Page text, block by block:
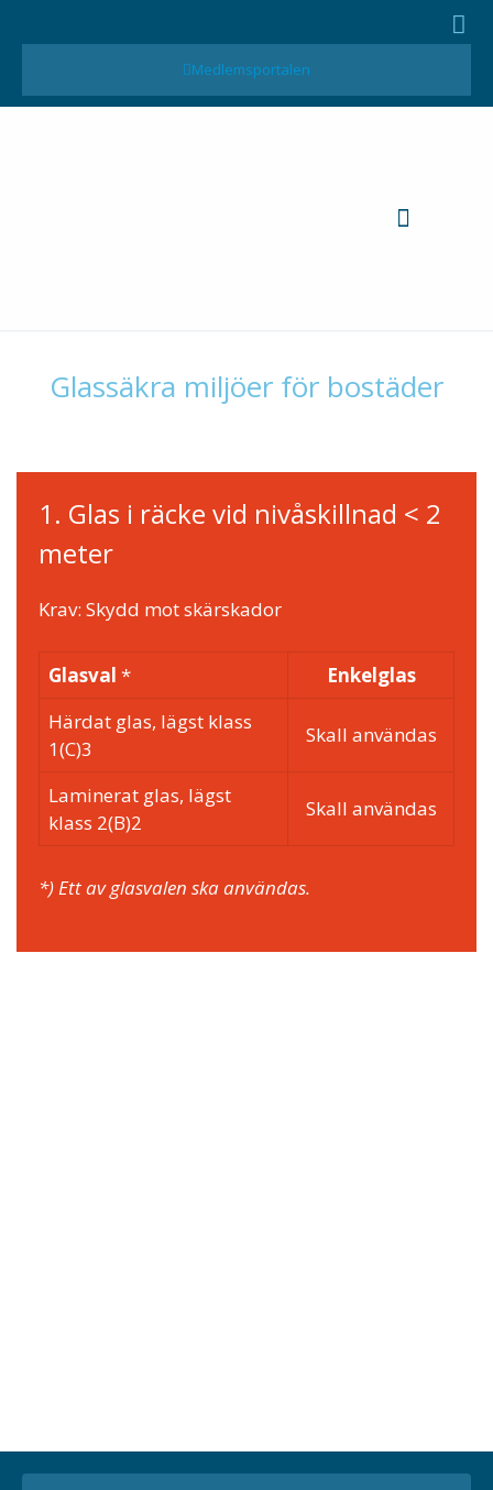
Medlemsportalen
Glassäkra miljöer för bostäder
1. Glas i räcke vid nivåskillnad < 2
meter
Krav: Skydd mot skärskador
Glasval *
Enkelglas
Härdat glas, lägst klass
1(C)3
Skall användas
Laminerat glas, lägst
klass 2(B)2
Skall användas
*) Ett av glasvalen ska användas.